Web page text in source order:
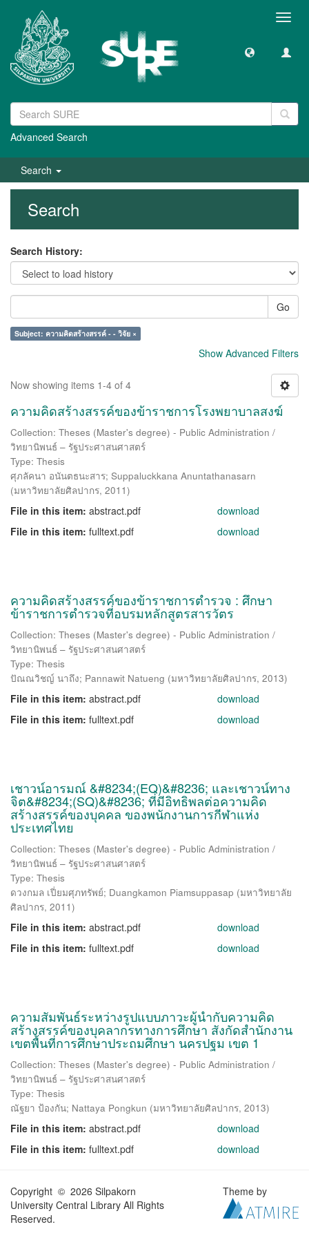
Advanced Search
Search
Search
Search History:
Go
Subject: ความคิดสร้างสรรค์ - - วิจัย ×
Show Advanced Filters
Now showing items 1-4 of 4
ความคิดสร้างสรรค์ของข้าราชการโรงพยาบาลสงฆ์
Collection: Theses (Master's degree) - Public Administration /
วิทยานิพนธ์ – รัฐประศาสนศาสตร์
Type: Thesis
ศุภลัคนา อนันตธนะสาร; Suppaluckkana Anuntathanasarn
(มหาวิทยาลัยศิลปากร, 2011)
File in this item: abstract.pdf
download
File in this item: fulltext.pdf download
ความคิดสร้างสรรค์ของข้าราชการตำรวจ : ศึกษา
ข้าราชการตำรวจที่อบรมหลักสูตรสารวัตร
Collection: Theses (Master's degree) - Public Administration /
วิทยานิพนธ์ – รัฐประศาสนศาสตร์
Type: Thesis
ปัณณวิชญ์ นาถึง; Pannawit Natueng (มหาวิทยาลัยศิลปากร, 2013)
File in this item: abstract.pdf
download
File in this item: fulltext.pdf download
เชาวน์อารมณ์ &#8234;(EQ)&#8236; และเชาวน์ทาง
จิต&#8234;(SQ)&#8236; ที่มีอิทธิพลต่อความคิด
สร้างสรรค์ของบุคคล ของพนักงานการกีฬาแห่ง
ประเทศไทย
Collection: Theses (Master's degree) - Public Administration /
วิทยานิพนธ์ – รัฐประศาสนศาสตร์
Type: Thesis
ดวงกมล เปี่ยมศุภทรัพย์; Duangkamon Piamsuppasap (มหาวิทยาลัย
ศิลปากร, 2011)
File in this item: abstract.pdf
download
File in this item: fulltext.pdf download
ความสัมพันธ์ระหว่างรูปแบบภาวะผู้นำกับความคิด
สร้างสรรค์ของบุคลากรทางการศึกษา สังกัดสำนักงาน
เขตพื้นที่การศึกษาประถมศึกษา นครปฐม เขต 1
Collection: Theses (Master's degree) - Public Administration /
วิทยานิพนธ์ – รัฐประศาสนศาสตร์
Type: Thesis
ณัฐยา ป้องกัน; Nattaya Pongkun (มหาวิทยาลัยศิลปากร, 2013)
File in this item: abstract.pdf
download
File in this item: fulltext.pdf download
Copyright © 2026 Silpakorn
University Central Library All Rights
Reserved.
Theme by